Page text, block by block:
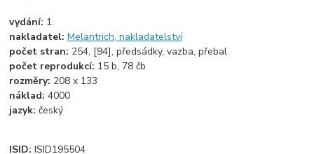
vydání: 1.
nakladatel:Melantrich, nakladatelství
počet stran: 254, [94], předsádky, vazba, přebal
počet reprodukcí: 15 b, 78 čb
rozměry: 208 x 133
náklad:4000
jazyk:český
ISID:ISID195504